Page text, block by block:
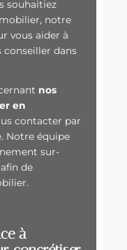
souhaitiez
notre
vous aider à
dans
nos
en
contacter par
Notre équipe
sur-
de
à